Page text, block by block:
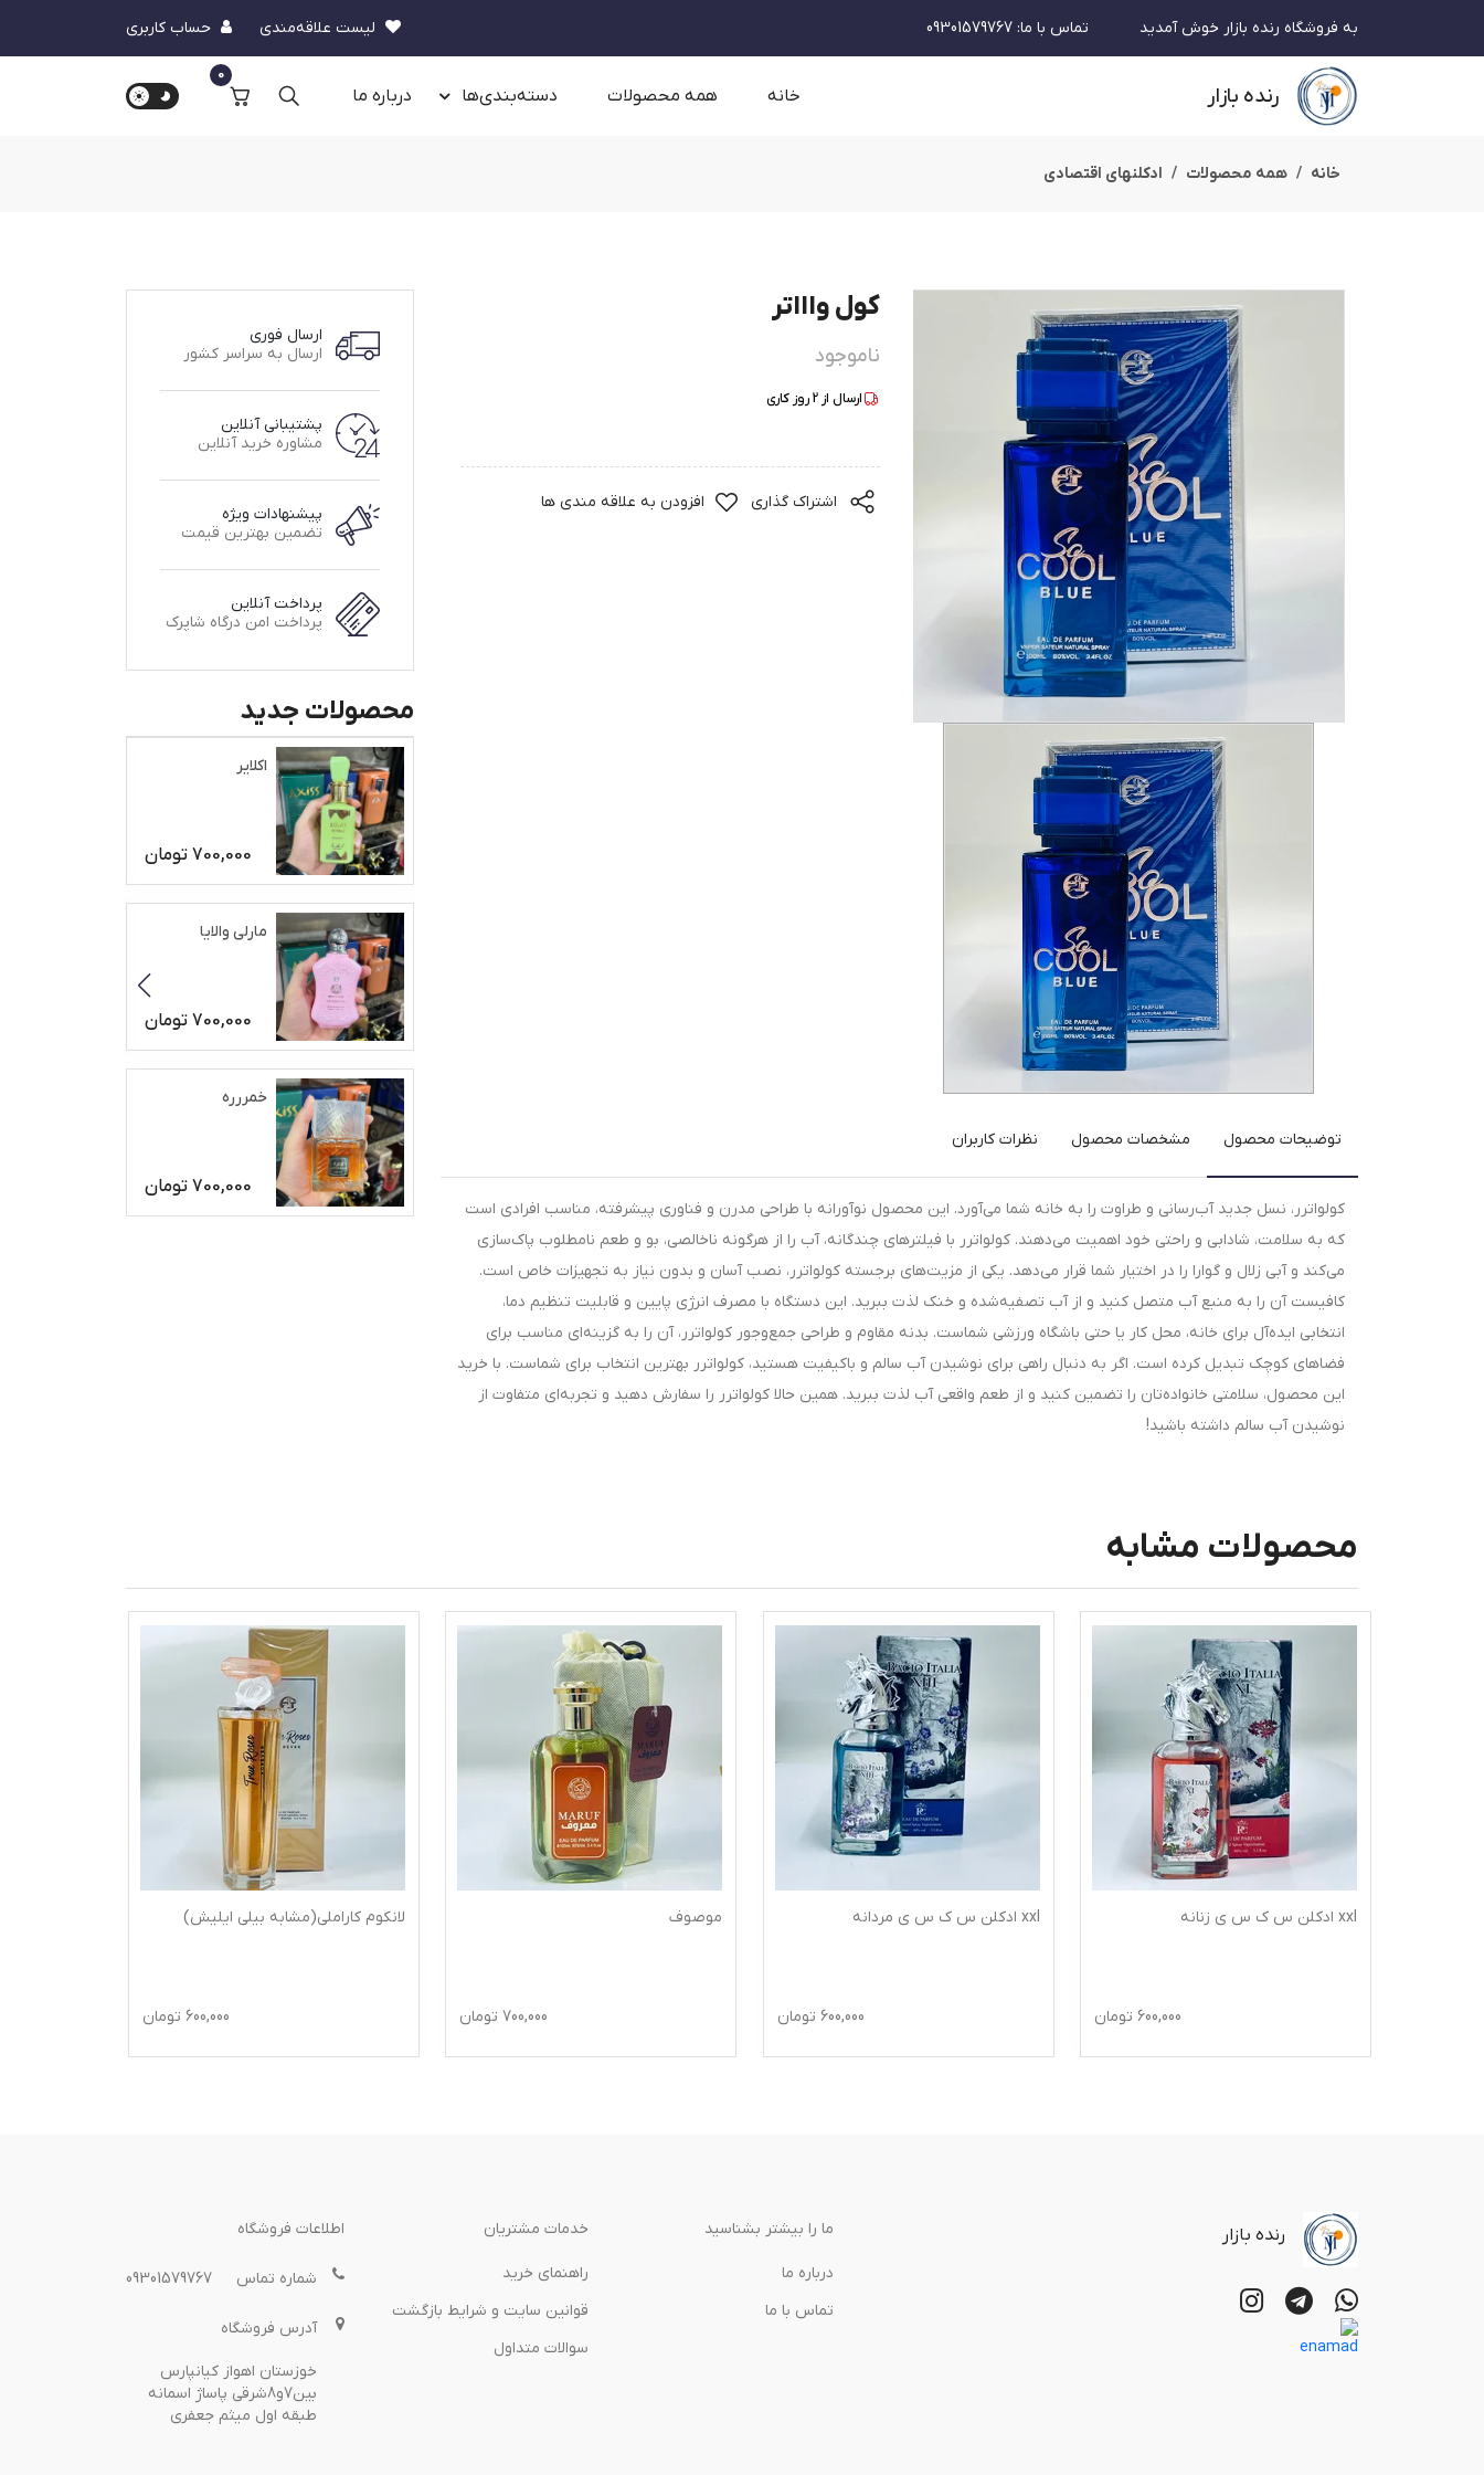
به فروشگاه رنده بازار خوش آمدید تماس با ما:
09301579767 لیست علاقه‌مندی حساب کاربری
رنده بازار خانه همه محصولات دسته‌بندی‌ها درباره‌ ما
0
خانه همه محصولات ادکلنهای اقتصادی
کول واااتر
ناموجود
ارسال از 2روز کاری
اشتراک گذاری افزودن به علاقه مندی ها
توضیحات محصول مشخصات محصول نظرات کاربران
کولواترر، نسل جدید آب‌رسانی و طراوت را به خانه شما می‌آورد. این محصول نوآورانه با طراحی مدرن و فناوری پیشرفته، مناسب افرادی است
که به سلامت، شادابی و راحتی خود اهمیت می‌دهند. کولواترر با فیلترهای چندگانه، آب را از هرگونه ناخالصی، بو و طعم نامطلوب پاک‌سازی
می‌کند و آبی زلال و گوارا را در اختیار شما قرار می‌دهد. یکی از مزیت‌های برجسته کولواترر، نصب آسان و بدون نیاز به تجهیزات خاص است.
کافیست آن را به منبع آب متصل کنید و از آب تصفیه‌شده و خنک لذت ببرید. این دستگاه با مصرف انرژی پایین و قابلیت تنظیم دما،
انتخابی ایده‌آل برای خانه، محل کار یا حتی باشگاه ورزشی شماست. بدنه مقاوم و طراحی جمع‌وجور کولواترر، آن را به گزینه‌ای مناسب برای
فضاهای کوچک تبدیل کرده است. اگر به دنبال راهی برای نوشیدن آب سالم و باکیفیت هستید، کولواترر بهترین انتخاب برای شماست. با خرید
این محصول، سلامتی خانواده‌تان را تضمین کنید و از طعم واقعی آب لذت ببرید. همین حالا کولواترر را سفارش دهید و تجربه‌ای متفاوت از
نوشیدن آب سالم داشته باشید!
ارسال فوری
ارسال به سراسر کشور
پشتیبانی آنلاین
مشاوره خرید آنلاین
پیشنهادات ویژه
تضمین بهترین قیمت
پرداخت آنلاین
پرداخت امن درگاه شاپرک
محصولات جدید
اکلایر
700,000 تومان
مارلی والایا
700,000 تومان
خمررره
700,000 تومان
محصولات مشابه
تومان تومان تومان
لانکوم کاراملی(مشابه بیلی ایلیش)
تومان
رنده بازار ما را بیشتر بشناسید
درباره‌ ما
تماس با ما
خدمات مشتریان
راهنمای خرید
قوانین سایت و شرایط بازگشت
سوالات متداول
اطلاعات فروشگاه
شماره تماس 09301579767
آدرس فروشگاه
خوزستان اهواز کیانپارس
بین7و8شرقی پاساژ اسمانه
طبقه اول میثم جعفری